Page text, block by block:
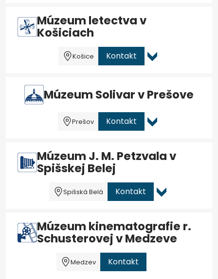
Múzeum letectva v
Košiciach
Košice Kontakt
Múzeum Solivar v Prešove
Prešov Kontakt
Múzeum J. M. Petzvala v
Spišskej Belej
Spišská Belá Kontakt
Múzeum kinematografie r.
Schusterovej v Medzeve
Medzev Kontakt